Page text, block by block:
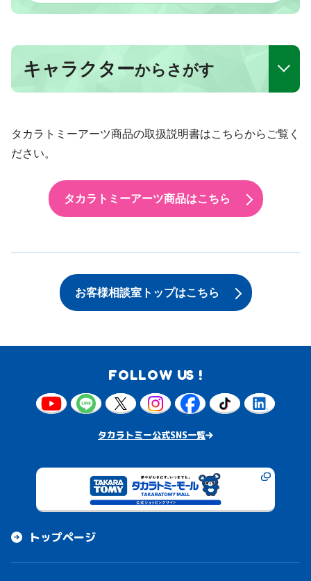
キャラクターからさがす
タカラトミーアーツ商品の取扱説明書はこちらからご覧く
ださい。
タカラトミーアーツ商品はこちら
お客様相談室トップはこちら
FOLLOW US !
タカラトミー公式SNS一覧
トップページ